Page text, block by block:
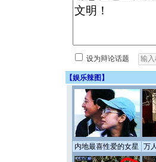
设为辩论话题
【娱乐辣图 】
内地最喜性爱的女星 万